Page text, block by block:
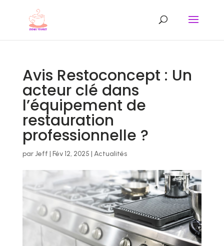
Avis Restoconcept : Un
acteur clé dans
l’équipement de
restauration
professionnelle ?
parJeff | Fév 12, 2025 | Actualités